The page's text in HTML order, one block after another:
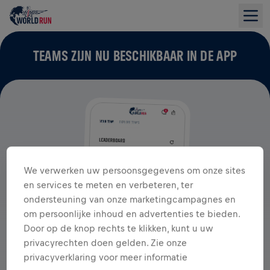
TEAMS ZIJN NU BESCHIKBAAR IN DE APP
We verwerken uw persoonsgegevens om onze sites
en services te meten en verbeteren, ter
ondersteuning van onze marketingcampagnes en
om persoonlijke inhoud en advertenties te bieden.
Door op de knop rechts te klikken, kunt u uw
privacyrechten doen gelden. Zie onze
privacyverklaring voor meer informatie